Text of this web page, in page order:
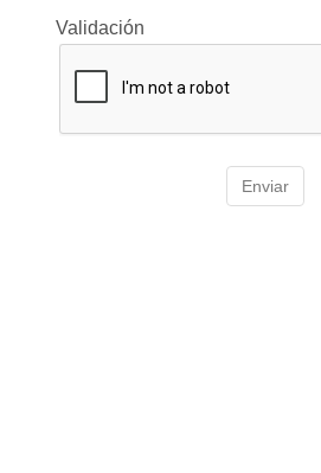
Validación